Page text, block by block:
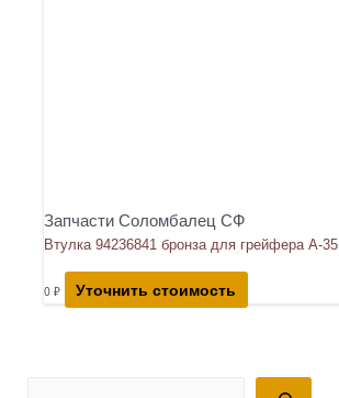
Запчасти Соломбалец СФ
Втулка 94236841 бронза для грейфера А-35
0 ₽ Уточнить стоимость